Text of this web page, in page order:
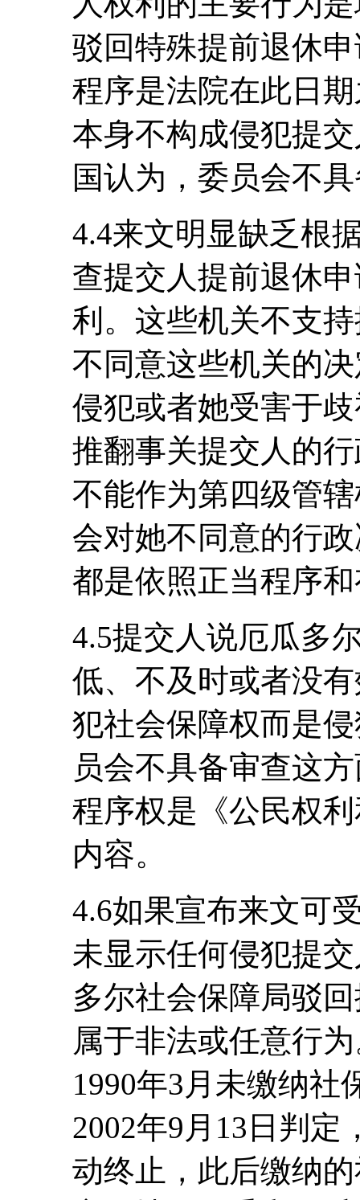
驳回特殊提前退休
程序是法院在此日
本身不构成侵犯提
国认为，委员会不
4.4来文明显缺乏根
查提交人提前退休
利。这些机关不支
不同意这些机关的
侵犯或者她受害于
推翻事关提交人的
不能作为第四级管
会对她不同意的行
都是依照正当程序
4.5提交人说厄瓜多
低、不及时或者没
犯社会保障权而是
员会不具备审查这
程序权是《公民权
内容。
4.6如果宣布来文可
未显示任何侵犯提
多尔社会保障局驳
属于非法或任意行
1990年3月未缴纳社
2002年9月13日判
动终止，此后缴纳